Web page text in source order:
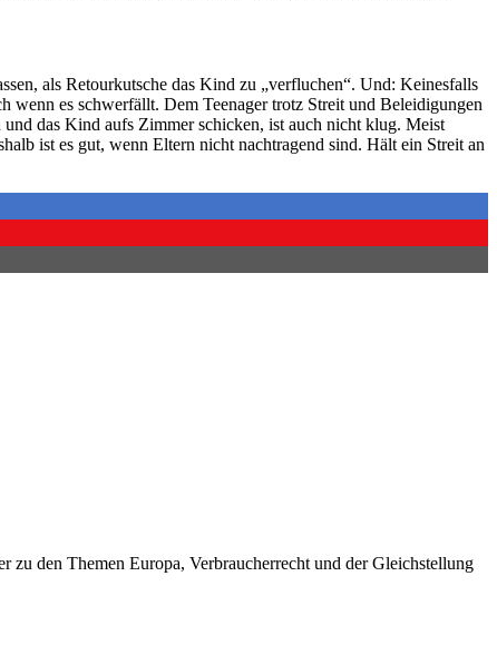
als Retourkutsche das Kind zu „verfluchen“. Und: Keinesfalls
wenn es schwerfällt. Dem Teenager trotz Streit und Beleidigungen
das Kind aufs Zimmer schicken, ist auch nicht klug. Meist
ist es gut, wenn Eltern nicht nachtragend sind. Hält ein Streit an
den Themen Europa, Verbraucherrecht und der Gleichstellung